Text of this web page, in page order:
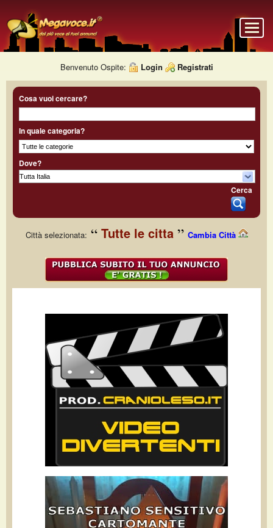
Benvenuto Ospite: Login Registrati
Cosa vuoi cercare?
In quale categoria?
Dove?
Cerca
Città selezionata: Tutte le citta Cambia Città